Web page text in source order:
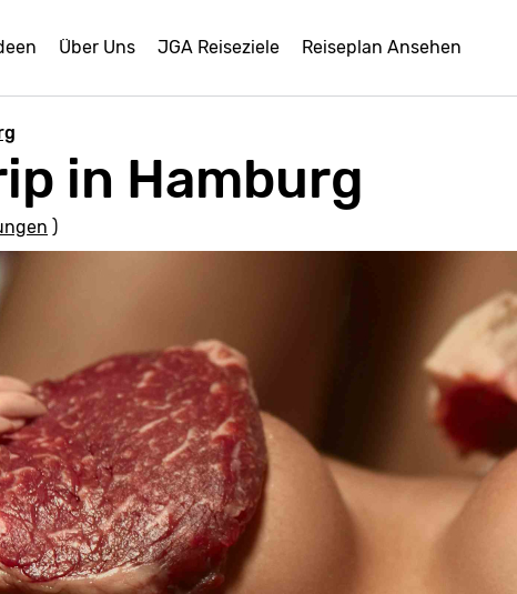
Über Uns JGA Reiseziele Reiseplan Ansehen
in Hamburg
)